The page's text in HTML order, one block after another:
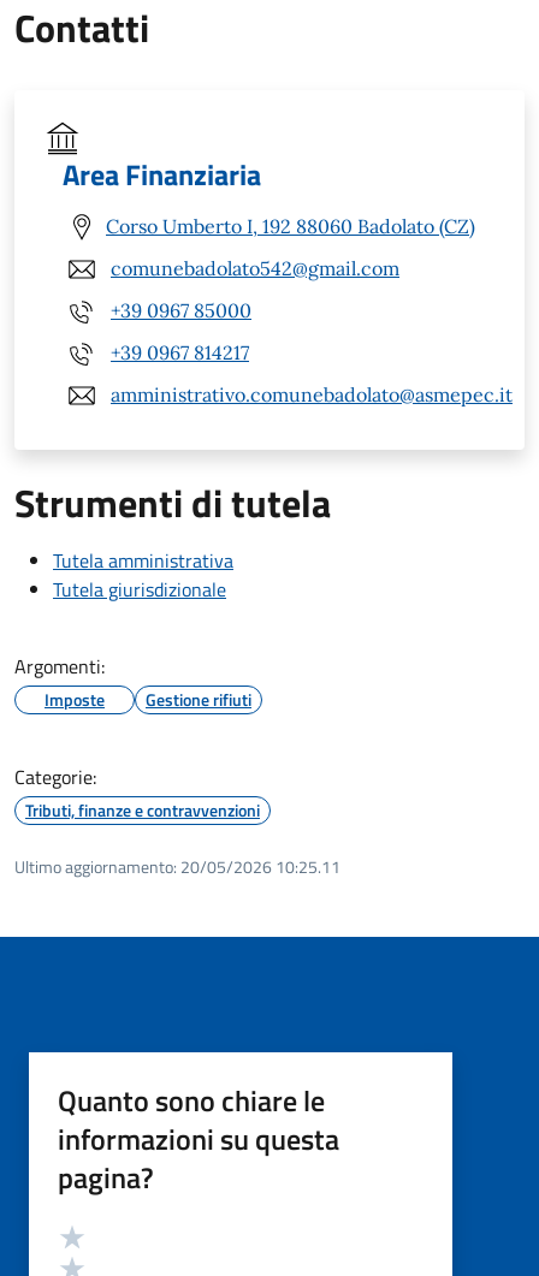
Contatti
Area Finanziaria
Corso Umberto I, 192 88060 Badolato (CZ)
comunebadolato542@gmail.com
+39 0967 85000
+39 0967 814217
amministrativo.comunebadolato@asmepec.it
Strumenti di tutela
Tutela amministrativa
Tutela giurisdizionale
Argomenti:
Imposte Gestione rifiuti
Categorie:
Tributi, finanze e contravvenzioni
Ultimo aggiornamento: 20/05/2026 10:25.11
Quanto sono chiare le
informazioni su questa
pagina?
Valutazione